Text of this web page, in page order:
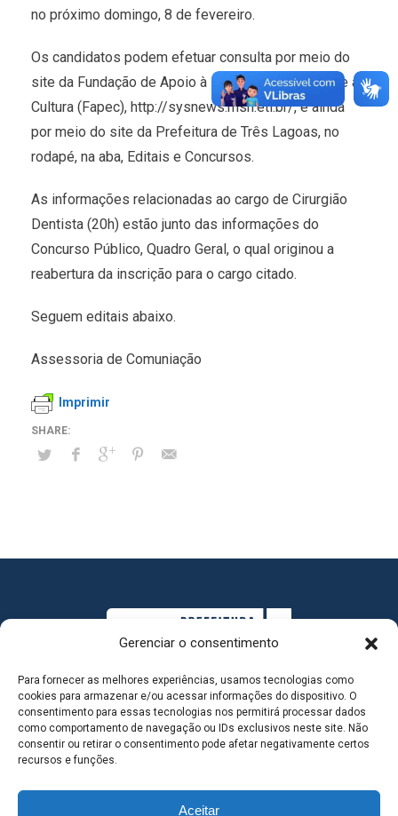
Gerenciar o consentimento
Para fornecer as melhores experiências, usamos tecnologias como
cookies para armazenar e/ou acessar informações do dispositivo. O
consentimento para essas tecnologias nos permitirá processar dados
como comportamento de navegação ou IDs exclusivos neste site. Não
consentir ou retirar o consentimento pode afetar negativamente certos
recursos e funções.
Aceitar
no próximo domingo, 8 de fevereiro.
Os candidatos podem efetuar consulta por meio do
site da Fundação de Apoio à Pesquisa, ao Ensino e à
Cultura (Fapec), http://sysnews.msh.eti.br/, e ainda
por meio do site da Prefeitura de Três Lagoas, no
rodapé, na aba, Editais e Concursos.
As informações relacionadas ao cargo de Cirurgião
Dentista (20h) estão junto das informações do
Concurso Público, Quadro Geral, o qual originou a
reabertura da inscrição para o cargo citado.
Seguem editais abaixo.
Assessoria de Comuniação
Imprimir
MAPA DO SITE